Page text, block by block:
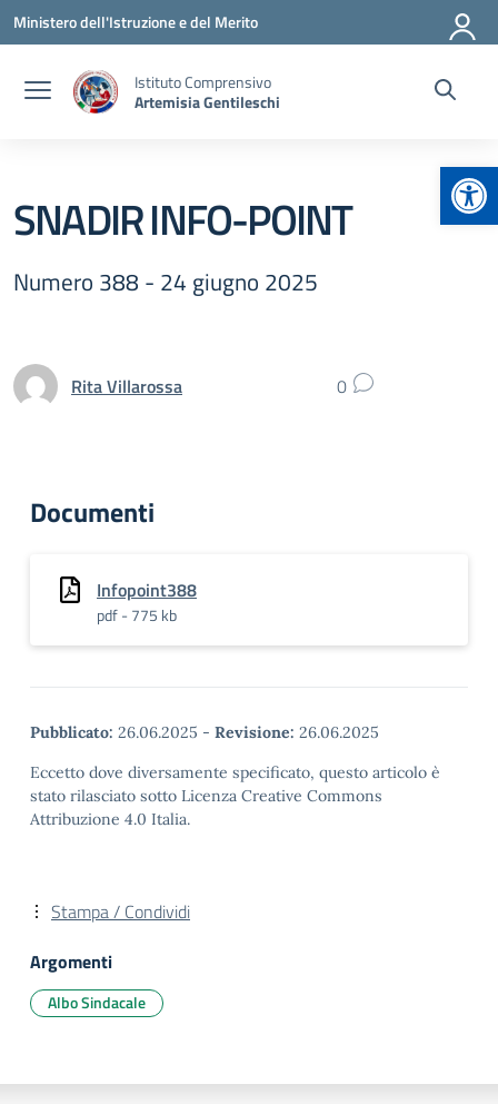
Vai ai contenuti
Vai al menu di navigazione
Vai al footer
Ministero dell'Istruzione e del Merito
Istituto Comprensivo
Artemisia Gentileschi
SNADIR INFO-POINT
Numero 388 - 24 giugno 2025
Rita Villarossa 0
Documenti
Infopoint388
pdf - 775 kb
Pubblicato: 26.06.2025 - Revisione: 26.06.2025
Eccetto dove diversamente specificato, questo articolo è
stato rilasciato sotto Licenza Creative Commons
Attribuzione 4.0 Italia.
Stampa / Condividi
Argomenti
Albo Sindacale